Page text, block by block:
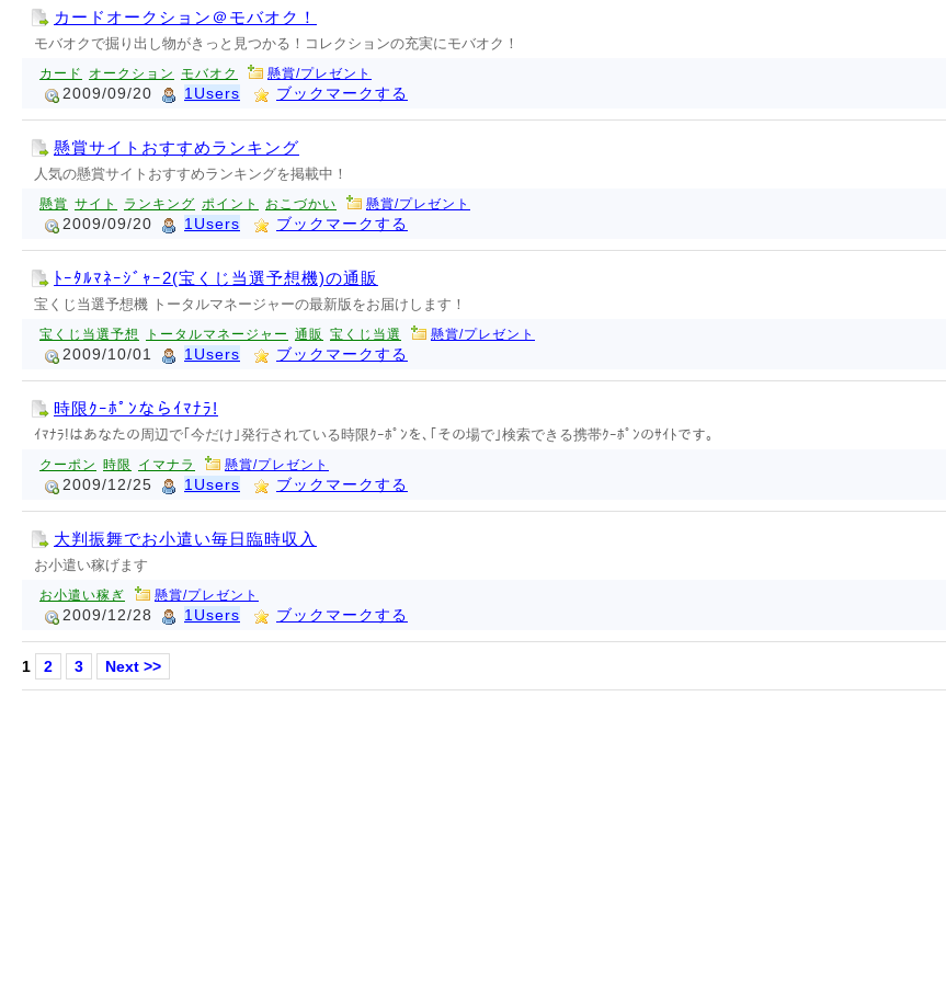
カードオークション＠モバオク！
モバオクで掘り出し物がきっと見つかる！コレクションの充実にモバオク！
カード オークション モバオク 懸賞/プレゼント
2009/09/20 1Users ブックマークする
懸賞サイトおすすめランキング
人気の懸賞サイトおすすめランキングを掲載中！
懸賞 サイト ランキング ポイント おこづかい 懸賞/プレゼント
2009/09/20 1Users ブックマークする
ﾄｰﾀﾙﾏﾈｰｼﾞｬｰ2(宝くじ当選予想機)の通販
宝くじ当選予想機 トータルマネージャーの最新版をお届けします！
宝くじ当選予想 トータルマネージャー 通販 宝くじ当選 懸賞/プレゼント
2009/10/01 1Users ブックマークする
時限ｸｰﾎﾟﾝならｲﾏﾅﾗ!
ｲﾏﾅﾗ!はあなたの周辺で｢今だけ｣発行されている時限ｸｰﾎﾟﾝを､｢その場で｣検索できる携帯ｸｰﾎﾟﾝのｻｲﾄです｡
クーポン 時限 イマナラ 懸賞/プレゼント
2009/12/25 1Users ブックマークする
大判振舞でお小遣い毎日臨時収入
お小遣い稼げます
お小遣い稼ぎ 懸賞/プレゼント
2009/12/28 1Users ブックマークする
1 2 3 Next >>